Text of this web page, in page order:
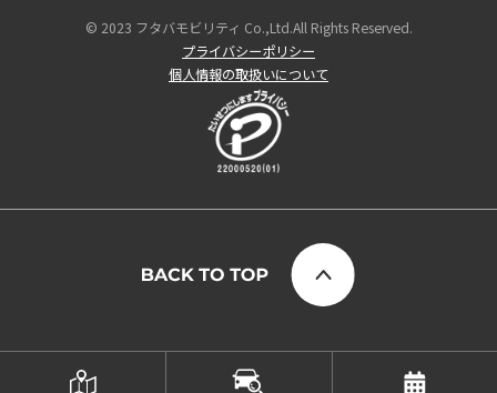
© 2023 フタバモビリティ Co.,Ltd.All Rights Reserved.
プライバシーポリシー
個人情報の取扱いについて